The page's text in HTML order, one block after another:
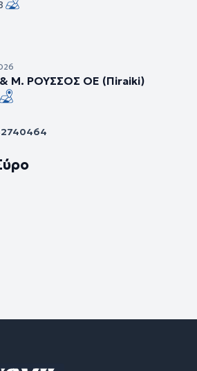
Μ. ΡΟΥΣΣΟΣ ΟΕ (Πiraiki)